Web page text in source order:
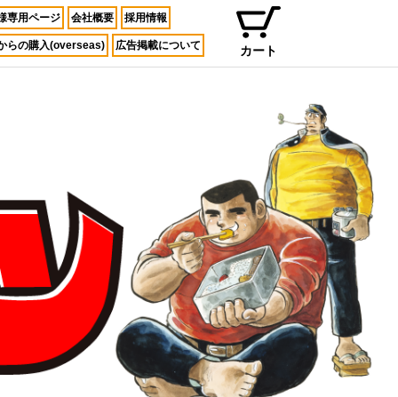
専用ページ 会社概要 採用情報
らの購入(overseas) 広告掲載について カート